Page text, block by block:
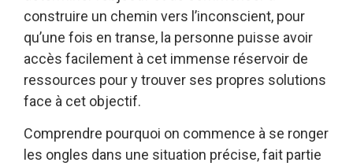
construire un chemin vers l’inconscient, pour
qu’une fois en transe, la personne puisse avoir
accès facilement à cet immense réservoir de
ressources pour y trouver ses propres solutions
face à cet objectif.
Comprendre pourquoi on commence à se ronger
les ongles dans une situation précise, fait partie